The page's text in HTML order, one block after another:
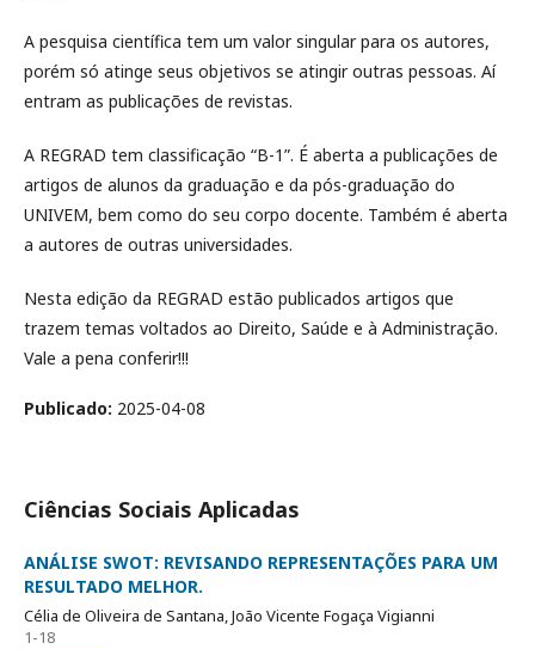
A pesquisa científica tem um valor singular para os autores,
porém só atinge seus objetivos se atingir outras pessoas. Aí
entram as publicações de revistas.
A REGRAD tem classificação “B-1”. É aberta a publicações de
artigos de alunos da graduação e da pós-graduação do
UNIVEM, bem como do seu corpo docente. Também é aberta
a autores de outras universidades.
Nesta edição da REGRAD estão publicados artigos que
trazem temas voltados ao Direito, Saúde e à Administração.
Vale a pena conferir!!!
Publicado: 2025-04-08
Ciências Sociais Aplicadas
ANÁLISE SWOT: REVISANDO REPRESENTAÇÕES PARA UM
RESULTADO MELHOR.
Célia de Oliveira de Santana, João Vicente Fogaça Vigianni
1-18